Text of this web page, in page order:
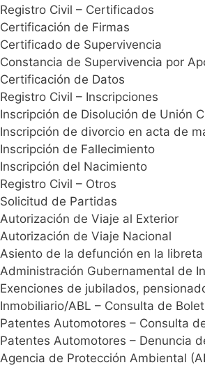
Registro Civil – Certificados
Certificación de Firmas
Certificado de Supervivencia
Constancia de Supervivencia por
Certificación de Datos
Registro Civil – Inscripciones
Inscripción de Disolución de Unión
Inscripción de divorcio en acta de
Inscripción de Fallecimiento
Inscripción del Nacimiento
Registro Civil – Otros
Solicitud de Partidas
Autorización de Viaje al Exterior
Autorización de Viaje Nacional
Asiento de la defunción en la
Administración Gubernamental de
Exenciones de jubilados,
Inmobiliario/ABL – Consulta de
Patentes Automotores – Consulta
Patentes Automotores – Denuncia
Agencia de Protección Ambiental